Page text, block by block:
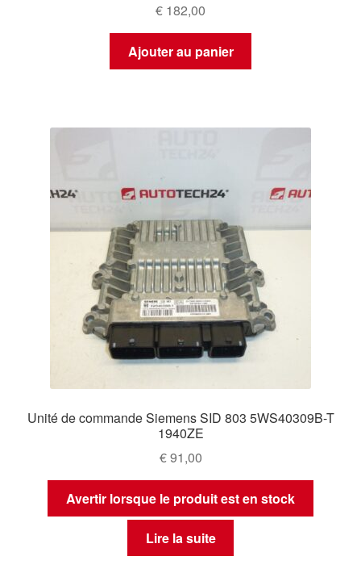
€ 182,00
Ajouter au panier
Unité de commande Siemens SID 803 5WS40309B-T
1940ZE
€91,00
Avertir lorsque le produit est en stock
Lire la suite